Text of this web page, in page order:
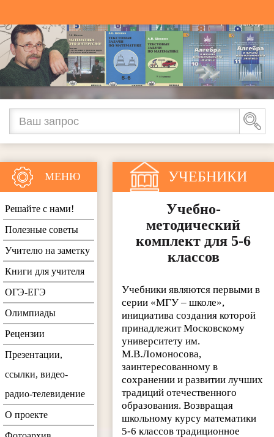
УЧЕБНИКИ
Учебно-
методический
комплект для 5-6
классов
Учебники являются первыми в
серии «МГУ – школе»,
инициатива создания которой
принадлежит Московскому
университету им.
М.В.Ломоносова,
заинтересованному в
сохранении и развитии лучших
традиций отечественного
образования. Возвращая
школьному курсу математики
5-6 классов традиционное
МЕНЮ
Решайте с нами!
Полезные советы
Учителю на заметку
Книги для учителя
ОГЭ-ЕГЭ
Олимпиады
Рецензии
Презентации,
ссылки, видео-
радио-телевидение
О проекте